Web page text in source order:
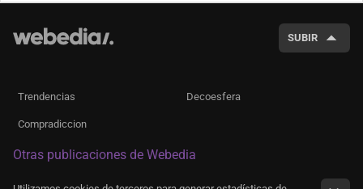
SUBIR
Trendencias Decoesfera
Compradiccion
Otras publicaciones de Webedia